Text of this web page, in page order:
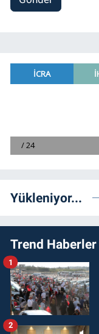
Yükleniyor...
Trend Haberler
1
2